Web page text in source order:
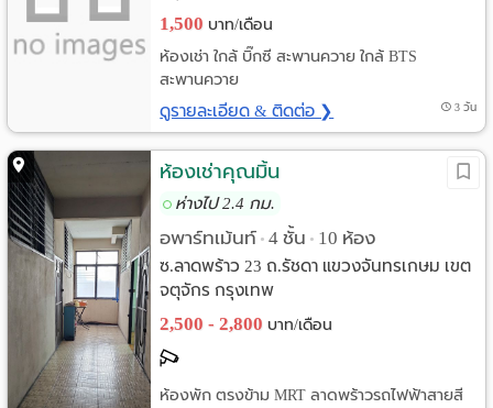
1,500 บาท/เดือน
ห้องเช่า ใกล้ บิ๊กซี สะพานควาย ใกล้ BTS
สะพานควาย
ดูรายละเอียด & ติดต่อ ❯ 3 วัน
ห้องเช่าคุณมิ้น
ห่างไป 2.4 กม.
อพาร์ทเม้นท์ • 4 ชั้น • 10 ห้อง
ซ.ลาดพร้าว 23 ถ.รัชดา แขวงจันทรเกษม เขต
จตุจักร กรุงเทพ
2,500 - 2,800 บาท/เดือน
ห้องพัก ตรงข้าม MRT ลาดพร้าวรถไฟฟ้าสายสี